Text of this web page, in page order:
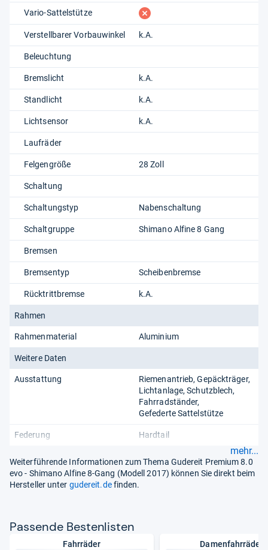
Vario-Sattelstütze fehlt
Verstellbarer Vorbauwinkel k.A.
Beleuchtung
Bremslicht k.A.
Standlicht k.A.
Lichtsensor k.A.
Laufräder
Felgengröße 28 Zoll
Schaltung
Schaltungstyp Nabenschaltung
Schaltgruppe Shimano Alfine 8 Gang
Bremsen
Bremsentyp Scheibenbremse
Rücktrittbremse k.A.
Rahmen
Rahmenmaterial Aluminium
Weitere Daten
Ausstattung Riemenantrieb Gepäckträger
Lichtanlage Schutzblech
Fahrradständer
Gefederte Sattelstütze
Federung Hardtail
mehr...
Weiterführende Informationen zum Thema Gudereit Premium 8.0
evo - Shimano Alfine 8-Gang (Modell 2017) können Sie direkt beim
Hersteller unter gudereit.definden.
Pas­sende Bes­ten­lis­ten
Fahrräder Damenfahrräder